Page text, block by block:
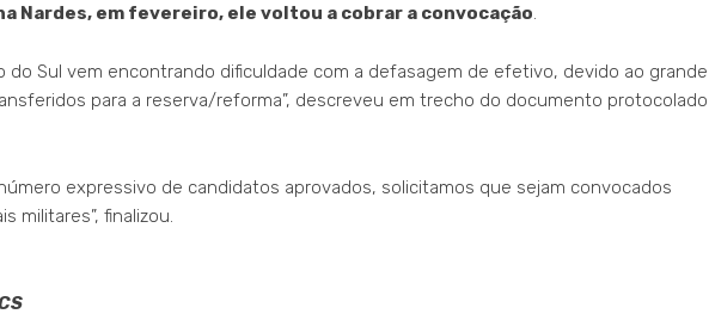
Nardes, em fevereiro, ele voltou a cobrar a convocação.
do Sul vem encontrando dificuldade com a defasagem de efetivo, devido ao grande
para a reserva/reforma”, descreveu em trecho do documento protocolado
expressivo de candidatos aprovados, solicitamos que sejam convocados
militares”, finalizou.